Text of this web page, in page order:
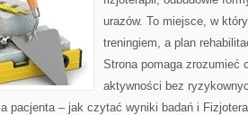
urazów. To miejsce, w
treningiem, a plan
Strona pomaga zrozumieć
aktywności bez
pacjenta – jak czytać wyniki badań i